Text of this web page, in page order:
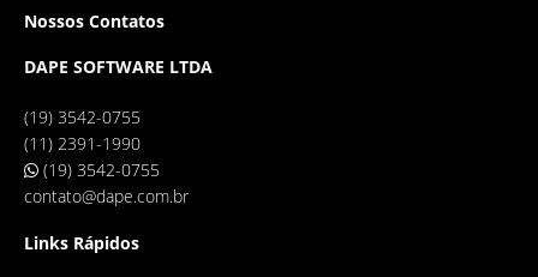
Nossos Contatos
DAPE SOFTWARE LTDA
(19) 3542-0755
(11) 2391-1990
(19) 3542-0755
contato@dape.com.br
Links Rápidos